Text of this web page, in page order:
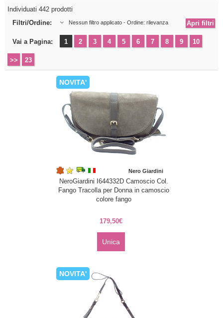
Individuati 442 prodotti
Filtri/Ordine:
Nessun filtro applicato - Ordine: rilevanza
Vai a Pagina: 1 2 3 4 5 6 7 8 9 10
>> 23
NOVITA'
Nero Giardini
NeroGiardini I644332D Camoscio Col.
Fango Tracolla per Donna in camoscio
colore fango
179,50€
Unica
NOVITA'